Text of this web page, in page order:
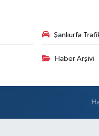
Şanlıurfa
Haber Arşivi